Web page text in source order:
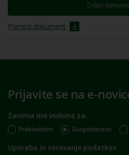
Odpri
Prenesi dokument
Prijavite se na e-
Zanima me vsebina za:
Prebivalstvo Gospodarstvo
Uporaba in varovanje podatkov